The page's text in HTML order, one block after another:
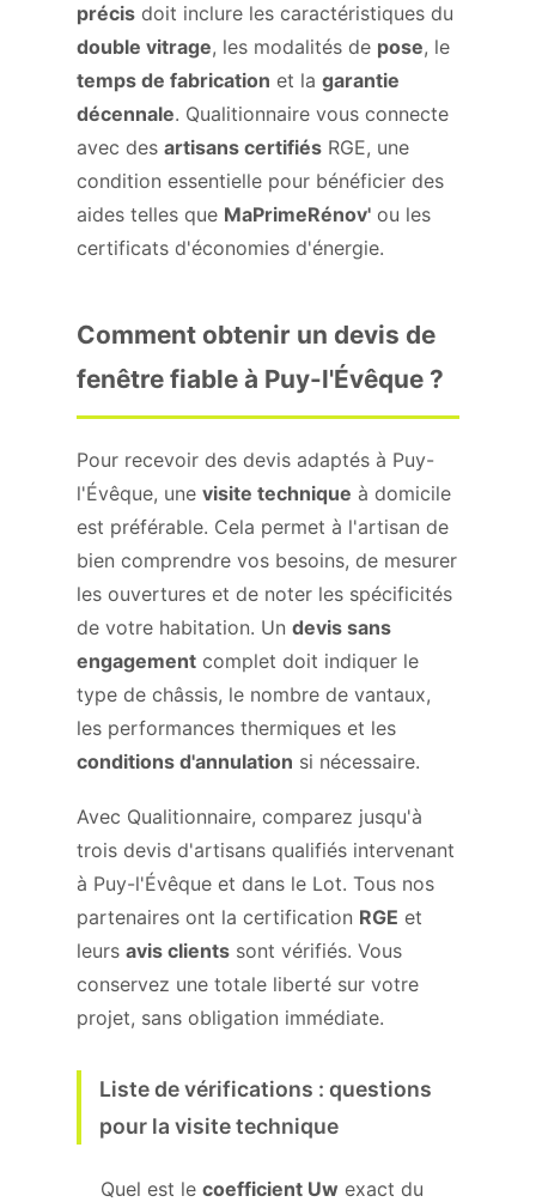
précis doit inclure les caractéristiques du
double vitrage, les modalités de pose, le
temps de fabrication et la garantie
décennale. Qualitionnaire vous connecte
avec des artisans certifiés RGE, une
condition essentielle pour bénéficier des
aides telles que MaPrimeRénov' ou les
certificats d'économies d'énergie.
Comment obtenir un devis de
fenêtre fiable à Puy-l'Évêque ?
Pour recevoir des devis adaptés à Puy-
l'Évêque, une visite technique à domicile
est préférable. Cela permet à l'artisan de
bien comprendre vos besoins, de mesurer
les ouvertures et de noter les spécificités
de votre habitation. Un devis sans
engagement complet doit indiquer le
type de châssis, le nombre de vantaux,
les performances thermiques et les
conditions d'annulation si nécessaire.
Avec Qualitionnaire, comparez jusqu'à
trois devis d'artisans qualifiés intervenant
à Puy-l'Évêque et dans le Lot. Tous nos
partenaires ont la certification RGE et
leurs avis clients sont vérifiés. Vous
conservez une totale liberté sur votre
projet, sans obligation immédiate.
Liste de vérifications : questions
pour la visite technique
Quel est le coefficient Uw exact du